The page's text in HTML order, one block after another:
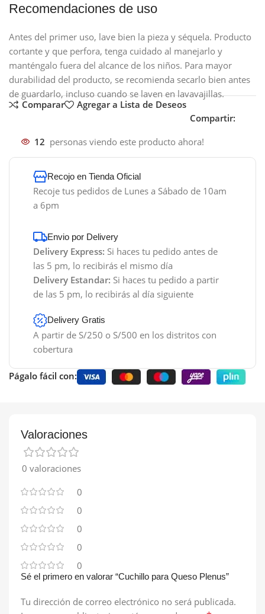
Recomendaciones de uso
Antes del primer uso, lave bien la pieza y séquela. Producto
cortante y que perfora, tenga cuidado al manejarlo y
manténgalo fuera del alcance de los niños. Para mayor
durabilidad del producto, se recomienda secarlo bien antes
de guardarlo, incluso cuando se laven en lavavajillas.
Comparar
Agregar a Lista de Deseos
Compartir:
12 personas viendo este producto ahora!
Recojo en Tienda Oficial
Recoje tus pedidos de Lunes a Sábado de 10am
a 6pm
Envio por Delivery
Delivery Express: Si haces tu pedido antes de
las 5 pm, lo recibirás el mismo día
Delivery Estandar: Si haces tu pedido a partir
de las 5 pm, lo recibirás al día siguiente
Delivery Gratis
A partir de S/250 o S/500 en los distritos con
cobertura
Págalo fácil con:
Valoraciones
0 valoraciones
0
0
0
0
0
Sé el primero en valorar “Cuchillo para Queso Plenus”
Tu dirección de correo electrónico no será publicada.